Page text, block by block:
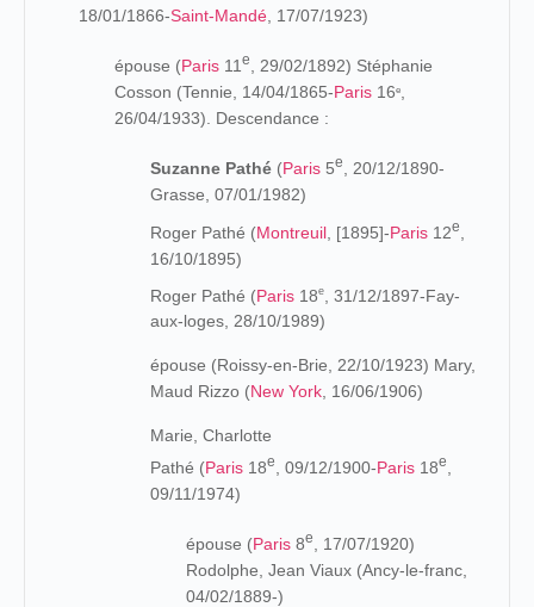
18/01/1866-Saint-Mandé , 17/07/1923)
épouse (Paris 11 e
, 29/02/1892) Stéphanie
Cosson (Tennie, 14/04/1865-Paris 16e,
26/04/1933). Descendance :
Suzanne Pathé (Paris 5e
, 20/12/1890-
Grasse, 07/01/1982)
Roger Pathé (Montreuil , [1895]-Paris 12e
16/10/1895)
Roger Pathé (Paris 18e
, 31/12/1897-Fay-
aux-loges, 28/10/1989)
épouse (Roissy-en-Brie, 22/10/1923) Mary,
Maud Rizzo (New York, 16/06/1906)
Marie, Charlotte
Pathé (Paris 18e , 09/12/1900-Paris 18e
09/11/1974)
épouse (Paris 8e
, 17/07/1920)
Rodolphe, Jean Viaux (Ancy-le-franc,
04/02/1889-)